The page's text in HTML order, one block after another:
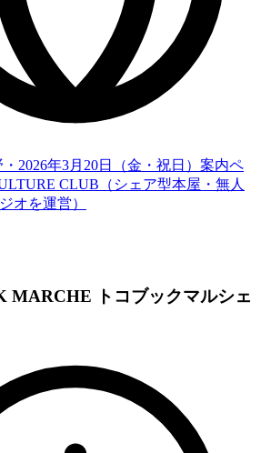
2026年3月20日（金・祝日）案内ペ
CLUB（シェア型本屋・無人
オを運営）
MARCHE トコブックマルシェ